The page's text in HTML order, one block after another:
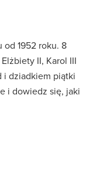
1952 roku. 8
II, Karol III
i dziadkiem piątki
i dowiedz się, jaki